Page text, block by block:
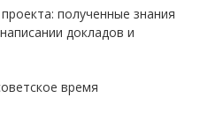
проекта: полученные знания
докладов и
время